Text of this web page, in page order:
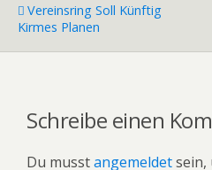
Vereinsring Soll Künftig
Kirmes Planen
Schreibe einen
Du musstangemeldetsein,